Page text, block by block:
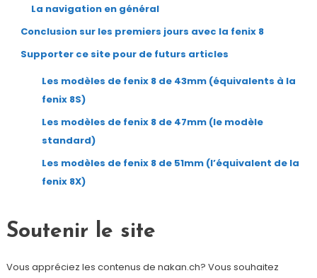
La navigation en général
Conclusion sur les premiers jours avec la fenix 8
Supporter ce site pour de futurs articles
Les modèles de fenix 8 de 43mm (équivalents à la
fenix 8S)
Les modèles de fenix 8 de 47mm (le modèle
standard)
Les modèles de fenix 8 de 51mm (l’équivalent de la
fenix 8X)
Soutenir le site
Vous appréciez les contenus de nakan.ch? Vous souhaitez